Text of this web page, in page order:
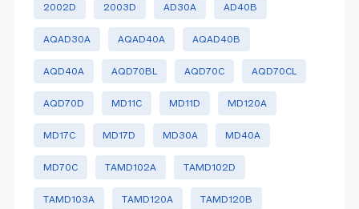
2002D 2003D AD30A AD40B
AQAD30A AQAD40A AQAD40B
AQD40A AQD70BL AQD70C AQD70CL
AQD70D MD11C MD11D MD120A
MD17C MD17D MD30A MD40A
MD70C TAMD102A TAMD102D
TAMD103A TAMD120A TAMD120B